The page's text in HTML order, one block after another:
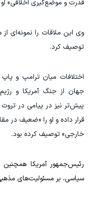
قدرت و موضع‌گیری اخلاقی»
وی این ملاقات را نمونه‌ای
توصیف کرد.
اختلافات میان ترامپ و
جهان از جنگ آمریکا و
پیش‌تر نیز در پیامی در
قرار داده و او را «ضعیف در
خارجی» توصیف کرده بود.
رئیس‌جمهور آمریکا
سیاسی، بر مسئولیت‌های